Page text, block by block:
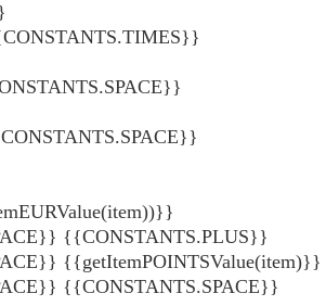
{{CONSTANTS.PLUS}}
{{getItemPOINTSValue(item)}}
{{CONSTANTS.SPACE}}